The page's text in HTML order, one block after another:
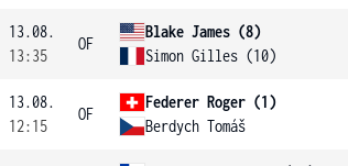
13.08.
13:35
OF
Blake James (8)
Simon Gilles (10)
13.08.
12:15
OF
Federer Roger (1)
Berdych Tomáš